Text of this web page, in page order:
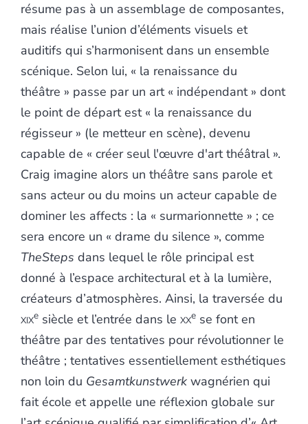
résume pas à un assemblage de composantes,
mais réalise l’union d’éléments visuels et
auditifs qui s’harmonisent dans un ensemble
scénique. Selon lui, « la renaissance du
théâtre » passe par un art « indépendant » dont
le point de départ est « la renaissance du
régisseur » (le metteur en scène), devenu
capable de « créer seul l'œuvre d'art théâtral ».
Craig imagine alors un théâtre sans parole et
sans acteur ou du moins un acteur capable de
dominer les affects : la « surmarionnette » ; ce
sera encore un « drame du silence », comme
TheSteps dans lequel le rôle principal est
donné à l’espace architectural et à la lumière,
créateurs d’atmosphères. Ainsi, la traversée du
xixe siècle et l’entrée dans le xxe se font en
théâtre par des tentatives pour révolutionner le
théâtre ; tentatives essentiellement esthétiques
non loin du Gesamtkunstwerk wagnérien qui
fait école et appelle une réflexion globale sur